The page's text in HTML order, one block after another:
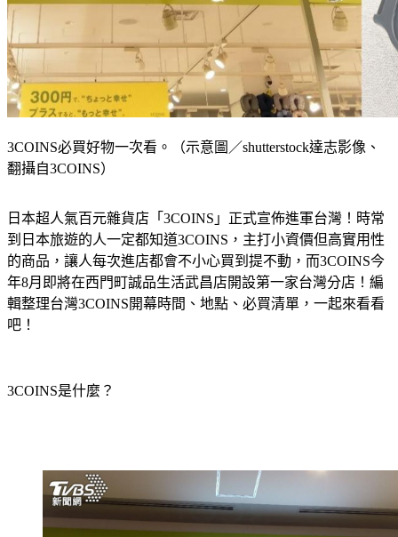
3COINS必買好物一次看。（示意圖／shutterstock達志影像、
日本超人氣百元雜貨店「3COINS」正式宣佈進軍台灣！時常
到日本旅遊的人一定都知道3COINS，主打小資價但高實用性
的商品，讓人每次進店都會不小心買到提不動，而3COINS今
年8月即將在西門町誠品生活武昌店開設第一家台灣分店！編
輯整理台灣3COINS開幕時間、地點、必買清單，一起來看看